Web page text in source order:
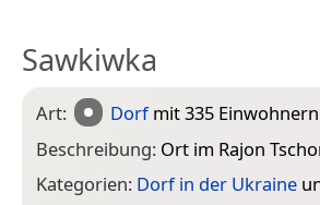
Sawkiwka
Art: Dorfmit 335 Einwohnern
Beschreibung: Ort im Rajon
Kategorien: Dorf in der Ukraine